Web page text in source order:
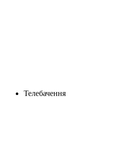
Телебачення